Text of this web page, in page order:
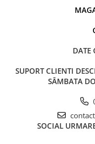
DATE
SUPORT CLIENTI
SÂMBATA
SOCIAL